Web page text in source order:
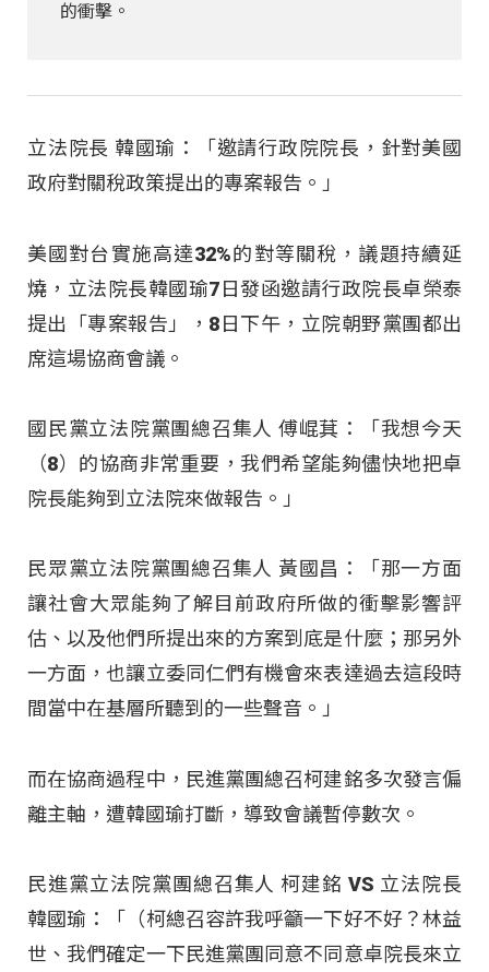
的衝擊。
立法院長 韓國瑜：「邀請行政院院長，針對美國
政府對關稅政策提出的專案報告。」
美國對台實施高達32%的對等關稅，議題持續延
燒，立法院長韓國瑜7日發函邀請行政院長卓榮泰
提出「專案報告」，8日下午，立院朝野黨團都出
席這場協商會議。
國民黨立法院黨團總召集人 傅崐萁：「我想今天
（8）的協商非常重要，我們希望能夠儘快地把卓
院長能夠到立法院來做報告。」
民眾黨立法院黨團總召集人 黃國昌：「那一方面
讓社會大眾能夠了解目前政府所做的衝擊影響評
估、以及他們所提出來的方案到底是什麼；那另外
一方面，也讓立委同仁們有機會來表達過去這段時
間當中在基層所聽到的一些聲音。」
而在協商過程中，民進黨團總召柯建銘多次發言偏
離主軸，遭韓國瑜打斷，導致會議暫停數次。
民進黨立法院黨團總召集人 柯建銘 VS 立法院長
韓國瑜：「（柯總召容許我呼籲一下好不好？林益
世、我們確定一下民進黨團同意不同意卓院長來立